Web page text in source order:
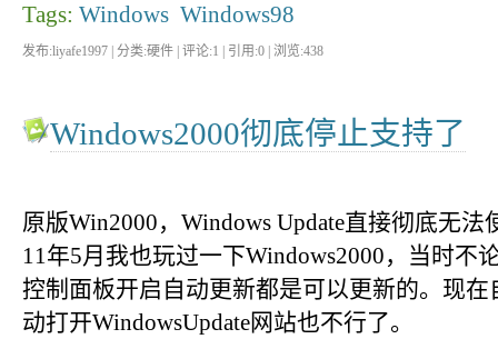
Tags: Windows Windows98
发布:liyafe1997 | 分类:硬件 | 评论:1 | 引用:0 | 浏览:438
Windows2000彻底停止支持了
原版Win2000，Windows Update直接彻底无
11年5月我也玩过一下Windows2000，当时不
控制面板开启自动更新都是可以更新的。现
动打开WindowsUpdate网站也不行了。